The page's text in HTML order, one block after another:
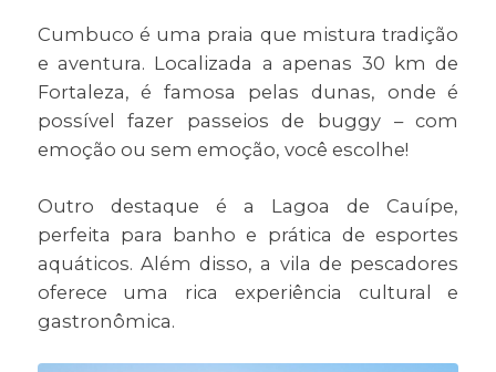
Cumbuco é uma praia que mistura tradição
e aventura. Localizada a apenas 30 km de
Fortaleza, é famosa pelas dunas, onde é
possível fazer passeios de buggy – com
emoção ou sem emoção, você escolhe!
Outro destaque é a Lagoa de Cauípe,
perfeita para banho e prática de esportes
aquáticos. Além disso, a vila de pescadores
oferece uma rica experiência cultural e
gastronômica.